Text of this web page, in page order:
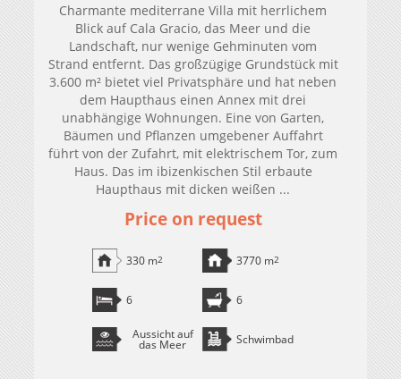
Charmante mediterrane Villa mit herrlichem
Blick auf Cala Gracio, das Meer und die
Landschaft, nur wenige Gehminuten vom
Strand entfernt. Das großzügige Grundstück mit
3.600 m² bietet viel Privatsphäre und hat neben
dem Haupthaus einen Annex mit drei
unabhängige Wohnungen. Eine von Garten,
Bäumen und Pflanzen umgebener Auffahrt
führt von der Zufahrt, mit elektrischem Tor, zum
Haus. Das im ibizenkischen Stil erbaute
Haupthaus mit dicken weißen ...
Price on request
330 m2 3770 m2
6 6
Aussicht auf
das Meer Schwimbad